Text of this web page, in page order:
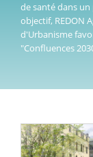
de santé dans
objectif, REDON
d'Urbanisme
"Confluences